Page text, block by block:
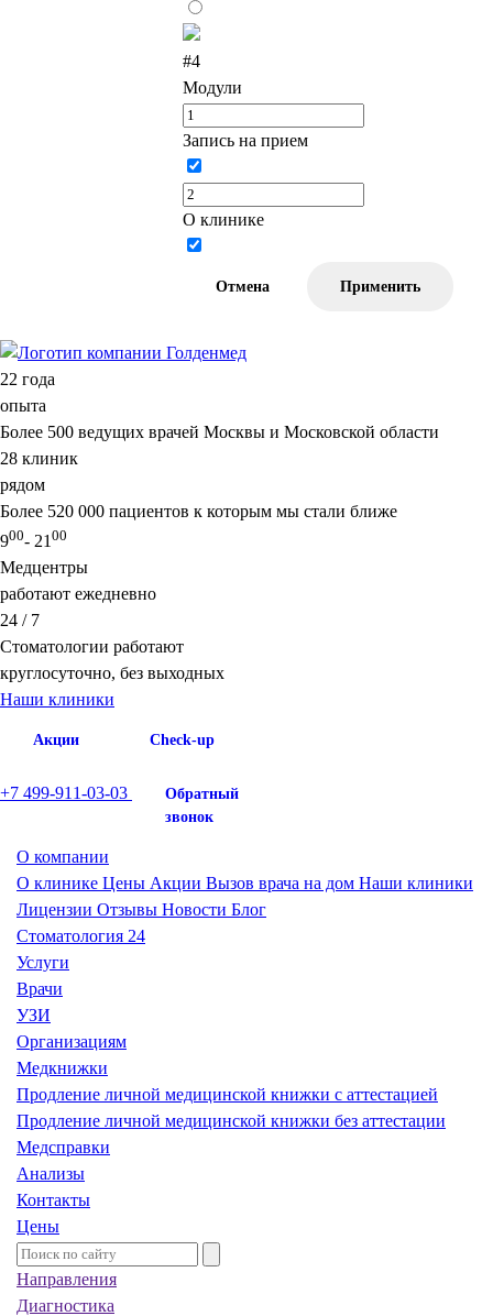
#4
Модули
Запись на прием
О клинике
Отмена Применить
22 года
опыта
Более 500 ведущих врачей Москвы и Московской области
28 клиник
рядом
Более 520 000 пациентов к которым мы стали ближе
900- 21 00
Медцентры
работают ежедневно
24 / 7
Стоматологии работают
круглосуточно, без выходных
Наши клиники
Акции Check-up
+7 499-911-03-03
Обратный
звонок
О компании
О клинике Цены Акции Вызов врача на дом Наши клиники
Лицензии Отзывы Новости Блог
Стоматология 24
Услуги
Врачи
УЗИ
Организациям
Медкнижки
Продление личной медицинской книжки с аттестацией
Продление личной медицинской книжки без аттестации
Медсправки
Анализы
Контакты
Цены
Направления
Диагностика